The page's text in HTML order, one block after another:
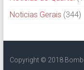
Noticias Gerais (344)
Copyright © 2018